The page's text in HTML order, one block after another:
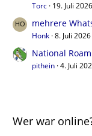
Torc 19. Juli
mehrere
Honk 8. Juli
National
pithein 4. Juli
Wer war